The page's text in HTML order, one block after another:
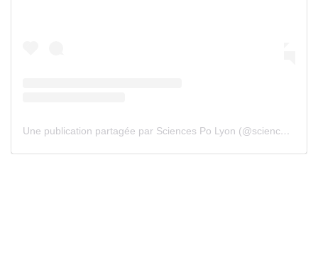
Une publication partagée par Sciences Po Lyon (@sciencespolyon)